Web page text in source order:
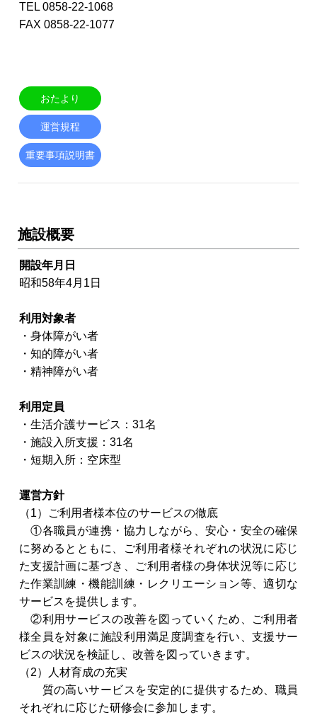
TEL 0858-22-1068
FAX 0858-22-1077
おたより
運営規程
重要事項説明書
施設概要
開設年月日
昭和58年4月1日
利用対象者
・身体障がい者
・知的障がい者
・精神障がい者
利 用定員
・生活介護サービス：31名
・施設入所支援：31名
・短期入所：空床型
運営方針
（1）ご利用者様本位のサービスの徹底
①各職員が連携・協力しながら、安心・安全の確保
に努めるとともに、ご利用者様それぞれの状況に応じ
た支援計画に基づき、ご利用者様の身体状況等に応じ
た作業訓練・機能訓練・レクリエーション等、適切な
サービスを提供します。
②利用サービスの改善を図っていくため、ご利用者
様全員を対象に施設利用満足度調査を行い、支援サー
ビスの状況を検証し、改善を図っていきます。
（2）人材育成の充実
質の高いサービスを安定的に提供するため、職員
それぞれに応じた研修会に参加します。